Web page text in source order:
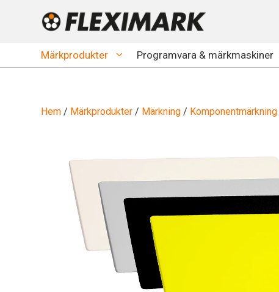
Märkprodukter Programvara & märkmaskiner
Hem / Märkprodukter / Märkning / Komponentmärkning